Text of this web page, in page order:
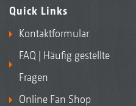
Quick Links
Kontaktformular
FAQ | Häufig gestellte
Fragen
Online Fan Shop